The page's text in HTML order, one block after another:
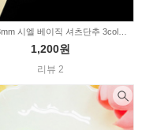
10개 13mm 시엘 베이직 셔츠단추 3color 2226501
1,200원
리뷰 2